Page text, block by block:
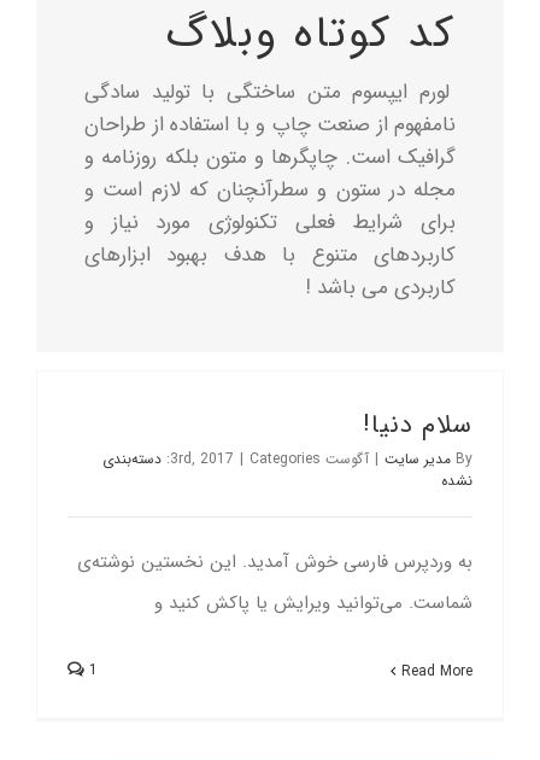
تماس با ما
کد کوتاه وبلاگ
لورم ایپسوم متن ساختگی با تولید سادگی
نامفهوم از صنعت چاپ و با استفاده از طراحان
گرافیک است. چاپگرها و متون بلکه روزنامه و
مجله در ستون و سطرآنچنان که لازم است و
برای شرایط فعلی تکنولوژی مورد نیاز و
کاربردهای متنوع با هدف بهبود ابزارهای
کاربردی می باشد !
سلام دنیا!
By مدیر سایت | آگوست 3rd, 2017 | Categories:
دسته‌بندی
نشده
به وردپرس فارسی خوش آمدید.‌ این نخستین نوشته‌‌ی
شماست. می‌توانید ویرایش یا پاکش کنید و
Read More
1